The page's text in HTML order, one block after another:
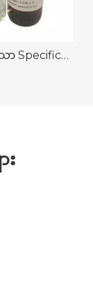
အမျိုးမျိုးသော Specifications များဖြင့် သန့်ရှင်းမှုမြင့်မားသော N-Vinylpyrrolidone CAS 88-12-0